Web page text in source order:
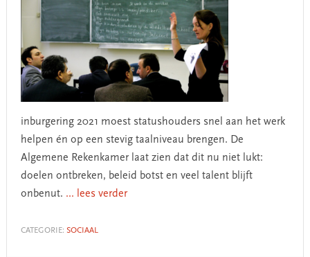
inburgering 2021 moest statushouders snel aan het werk
helpen én op een stevig taalniveau brengen. De
Algemene Rekenkamer laat zien dat dit nu niet lukt:
doelen ontbreken, beleid botst en veel talent blijft
onbenut. ... lees verder
CATEGORIE: SOCIAAL